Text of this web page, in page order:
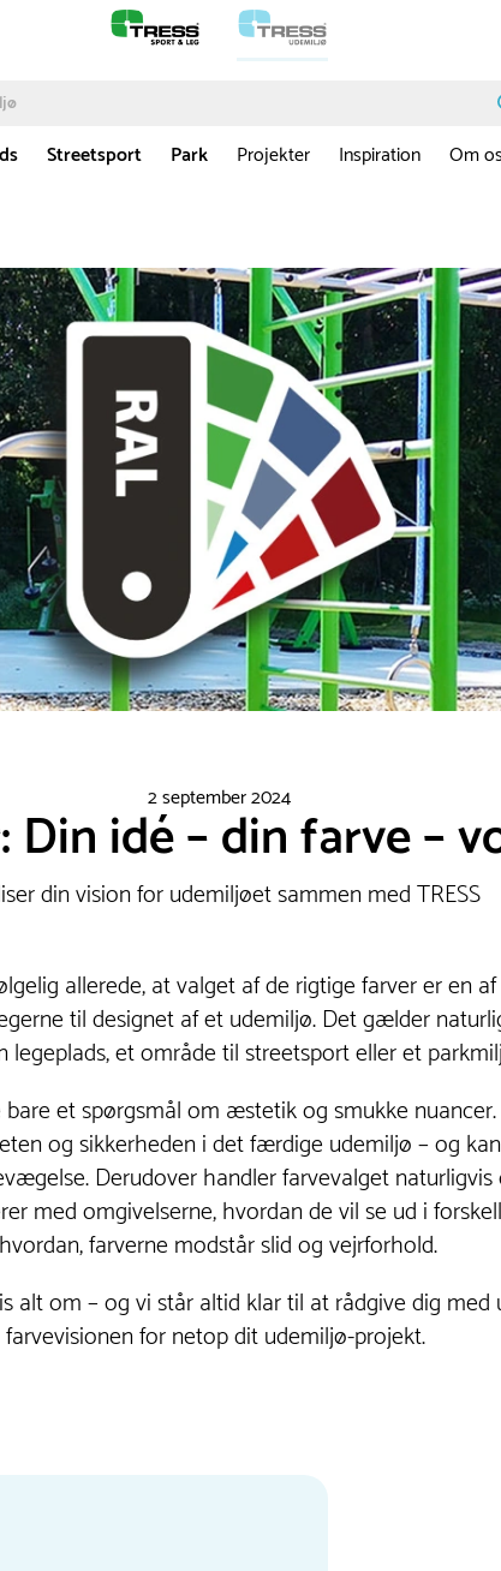
Streetsport Park Projekter Inspiration Om
2 september 2024
Din idé – din farve –
din vision for udemiljøet sammen med TRESS
allerede, at valget af de rigtige farver er en
til designet af et udemiljø. Det gælder
legeplads, et område til streetsport eller et
et spørgsmål om æstetik og smukke nuancer.
og sikkerheden i det færdige udemiljø – og
Derudover handler farvevalget
med omgivelserne, hvordan de vil se ud i
hvordan, farverne modstår slid og vejrforhold.
alt om – og vi står altid klar til at rådgive dig med
farvevisionen for netop dit udemiljø-projekt.